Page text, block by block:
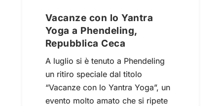
Vacanze con lo Yantra
Yoga a Phendeling,
Repubblica Ceca
A luglio si è tenuto a Phendeling
un ritiro speciale dal titolo
“Vacanze con lo Yantra Yoga”, un
evento molto amato che si ripete